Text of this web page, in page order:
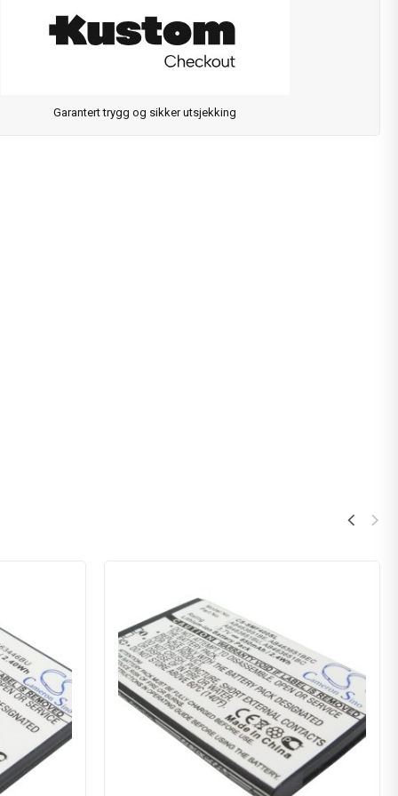
Garantert trygg og sikker utsjekking